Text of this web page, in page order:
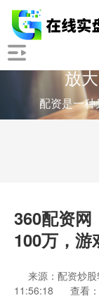
放
配资是一
360配资网
100万，
来源：配资炒
11:56:18
查看